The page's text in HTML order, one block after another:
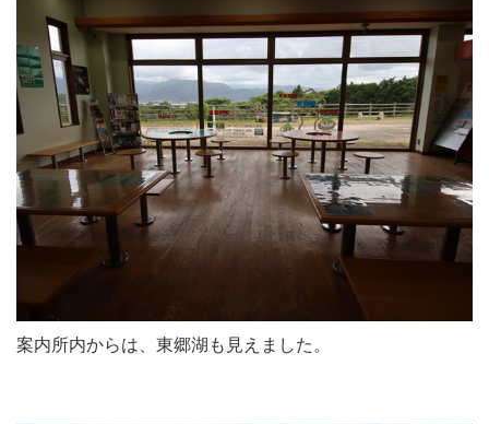
案内所内からは、東郷湖も見えました。